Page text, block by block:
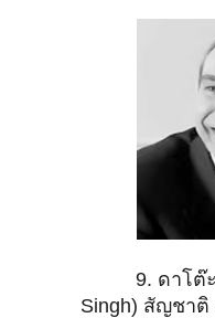
9. ดาโต๊
Singh) สัญชาติ